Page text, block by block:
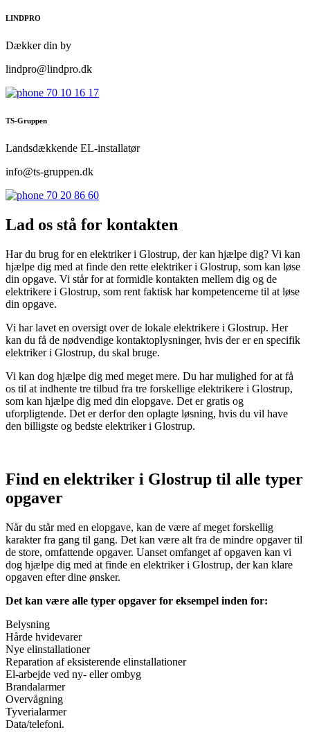
LINDPRO
Dækker din by
lindpro@lindpro.dk
70 10 16 17
TS-Gruppen
Landsdækkende EL-installatør
info@ts-gruppen.dk
70 20 86 60
Lad os stå for kontakten
Har du brug for en elektriker i Glostrup, der kan hjælpe dig? Vi kan
hjælpe dig med at finde den rette elektriker i Glostrup, som kan løse
din opgave. Vi står for at formidle kontakten mellem dig og de
elektrikere i Glostrup, som rent faktisk har kompetencerne til at løse
din opgave.
Vi har lavet en oversigt over de lokale elektrikere i Glostrup. Her
kan du få de nødvendige kontaktoplysninger, hvis der er en specifik
elektriker i Glostrup, du skal bruge.
Vi kan dog hjælpe dig med meget mere. Du har mulighed for at få
os til at indhente tre tilbud fra tre forskellige elektrikere i Glostrup,
som kan hjælpe dig med din elopgave. Det er gratis og
uforpligtende. Det er derfor den oplagte løsning, hvis du vil have
den billigste og bedste elektriker i Glostrup.
Find en elektriker i Glostrup til alle typer
opgaver
Når du står med en elopgave, kan de være af meget forskellig
karakter fra gang til gang. Det kan være alt fra de mindre opgaver til
de store, omfattende opgaver. Uanset omfanget af opgaven kan vi
dog hjælpe dig med at finde en elektriker i Glostrup, der kan klare
opgaven efter dine ønsker.
Det kan være alle typer opgaver for eksempel inden for:
Belysning
Hårde hvidevarer
Nye elinstallationer
Reparation af eksisterende elinstallationer
El-arbejde ved ny- eller ombyg
Brandalarmer
Overvågning
Tyverialarmer
Data/telefoni.